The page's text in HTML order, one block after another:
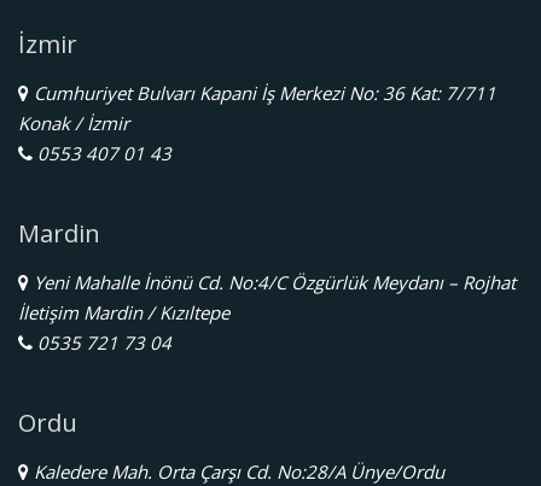
İzmir
Cumhuriyet Bulvarı Kapani İş Merkezi No: 36 Kat: 7/711
Konak / İzmir
0553 407 01 43
Mardin
Yeni Mahalle İnönü Cd. No:4/C Özgürlük Meydanı – Rojhat
İletişim Mardin / Kızıltepe
0535 721 73 04
Ordu
Kaledere Mah. Orta Çarşı Cd. No:28/A Ünye/Ordu